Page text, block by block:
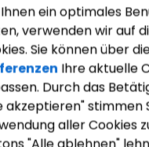
ein optimales
verwenden wir auf
Sie können über die
Ihre aktuelle
Durch das
akzeptieren" stimmen
aller Cookies